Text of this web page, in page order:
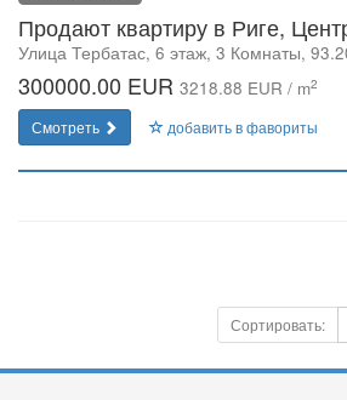
Продают квартиру в Риге,
Улица Тербатас, 6 этаж, 3 Комнаты,
300000.00 EUR 3218.88 EUR / m2
Смотреть добавить в фавориты
Сортировать: